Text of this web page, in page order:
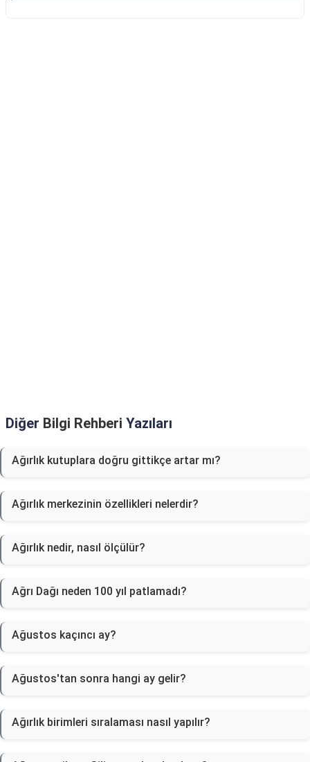
Diğer Bilgi Rehberi Yazıları
Ağırlık kutuplara doğru gittikçe artar mı?
Ağırlık merkezinin özellikleri nelerdir?
Ağırlık nedir, nasıl ölçülür?
Ağrı Dağı neden 100 yıl patlamadı?
Ağustos kaçıncı ay?
Ağustos'tan sonra hangi ay gelir?
Ağırlık birimleri sıralaması nasıl yapılır?